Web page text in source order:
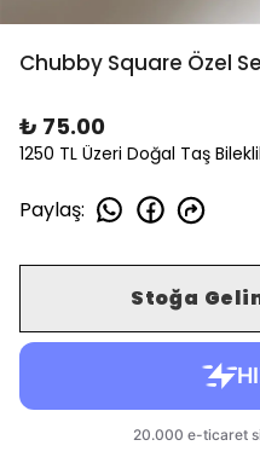
Chubby Square Özel
₺ 75.00
1250 TL Üzeri Doğal Taş
Paylaş:
Stoğa